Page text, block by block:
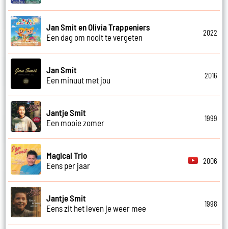
Jan Smit en Olivia Trappeniers
Een dag om nooit te vergeten
2022
Jan Smit
Een minuut met jou
2016
Jantje Smit
Een mooie zomer
1999
Magical Trio
Eens per jaar
2006
Jantje Smit
Eens zit het leven je weer mee
1998